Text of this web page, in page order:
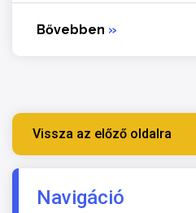
Bővebben »
Vissza az előző oldalra
Navigáció